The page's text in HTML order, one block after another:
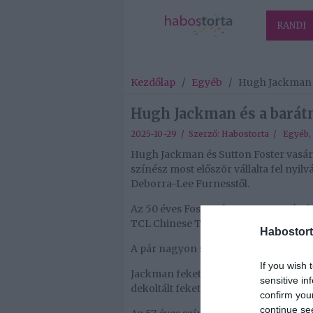
If you wish
sensitive
confirm
continue
RANDI
Kezdőlap / Egyéb / Hugh
Hugh Jackman és a
2025-10-29 / Szerző: Habostorta / Egyéb,
Hugh Jackman és Sutton Foster
színész most először vállalta fel
Deborra-Lee Furnesstől.
Az 50 éves Foster támogatta a
TCL Chinese Theatre-ben, Los
A pár nagyon szerelmesnek tűnt,
Jackman fekete öltönyben és
dekoltált fekete szaténruhában